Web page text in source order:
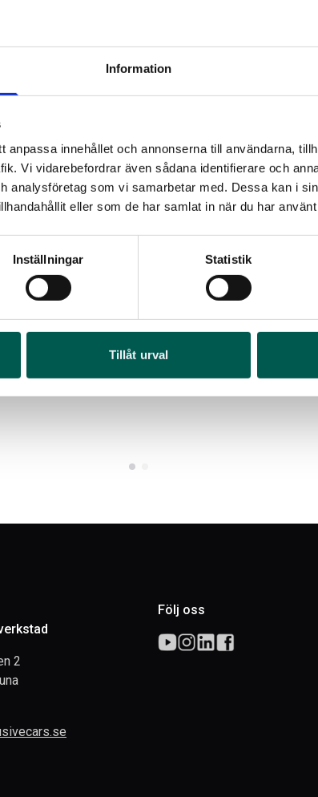
Information
anpassa innehållet och annonserna till användarna,
Vi vidarebefordrar även sådana identifierare och
analysföretag som vi samarbetar med. Dessa kan i
eller som de har samlat in när du har
Inställningar Statistik
Tillåt urval
FOLDING TOP MOPAR
4 064kr
2
Följ oss